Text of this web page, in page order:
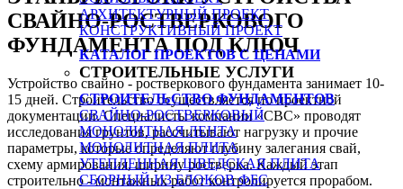
АРХИТЕКТУРНЫЙ ПРОЕКТ
КОНСТРУКТИВНЫЙ ПРОЕКТ
КАТАЛОГ ПРОЕКТОВ С ЦЕНАМИ
СТРОИТЕЛЬНЫЕ УСЛУГИ
СТРОИТЕЛЬСТВО ФУНДАМЕНТОВ
СВАЙНО-РОСТВЕРКОВЫЙ
МОНОЛИТНАЯ ЛЕНТА
МОНОЛИТНАЯ ПЛИТА
УТЕПЛЕННАЯ ШВЕДСКАЯ ПЛИТА
СБОРНЫЙ ИЗ БЛОКОВ ФБС
СВАЙНО-РОСТВЕРКОВОГО
ФУНДАМЕНТА ПОД КЛЮЧ
Устройство свайно - ростверкового фундамента занимает 10-
15 дней. Строительство осуществляется по проектной
документации. Специалисты компании «СВС» проводят
исследования грунтов, рассчитывают нагрузку и прочие
параметры, которые определяют глубину залегания свай,
схему армирования, ширину ростверка. Каждый этап
строительно - монтажных работ контролируется прорабом.